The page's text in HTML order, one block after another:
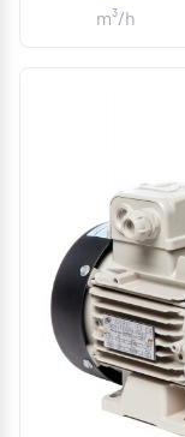
m³/h